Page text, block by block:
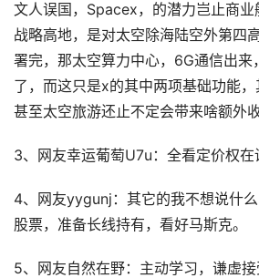
文人误国，Spacex，的潜力岂止商业
战略高地，是对太空除海陆空外第四
署完，那太空算力中心，6G通信出来
了，而这只是x的其中两项基础功能，
甚至太空旅游还止不定会带来啥额外收
3、网友幸运葡萄U7u：全看定价权在
4、网友yygunj：其它的我不想说什
股票，准备长线持有，看好马斯克。
5、网友自然在野：主动学习，谦虚接